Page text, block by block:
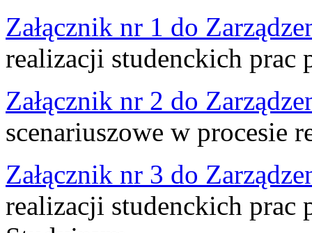
Załącznik nr 1 do
realizacji studenckich prac
Załącznik nr 2 do
scenariuszowe w
Załącznik nr 3 do
realizacji studenckich prac